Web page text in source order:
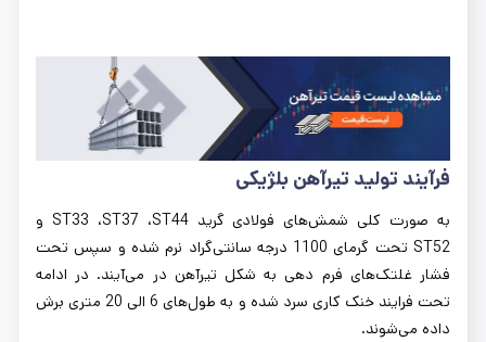
فرآیند تولید تیرآهن بلژیکی
به صورت کلی شمش‌های فولادی گرید ST33 ،ST37 ،ST44 و
ST52 تحت گرمای 1100 درجه سانتی‌گراد نرم شده و سپس تحت
فشار غلتک‌های فرم دهی به شکل تیرآهن در می‌آیند. در ادامه
تحت فرایند خنک کاری سرد شده و به طول‌های 6 الی 20 متری برش
داده می‌شوند.